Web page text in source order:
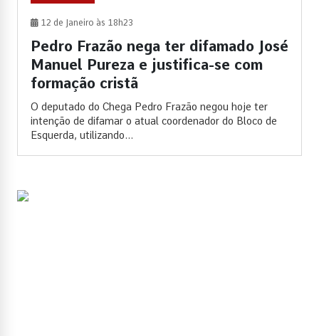
12 de Janeiro às 18h23
Pedro Frazão nega ter difamado José
Manuel Pureza e justifica-se com
formação cristã
O deputado do Chega Pedro Frazão negou hoje ter
intenção de difamar o atual coordenador do Bloco de
Esquerda, utilizando...